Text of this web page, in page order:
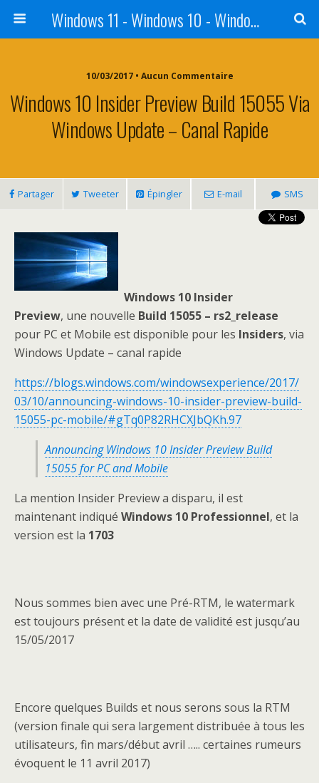
Windows 11 - Windows 10 - Windows 8 - Windows 7 - VISTA
10/03/2017 • Aucun Commentaire
Windows 10 Insider Preview Build 15055 Via
Windows Update – Canal Rapide
Partager Tweeter Épingler E-mail SMS
Windows 10 Insider
Preview, une nouvelle Build 15055 – rs2_release
pour PC et Mobile est disponible pour les Insiders, via
Windows Update – canal rapide
https://blogs.windows.com/windowsexperience/2017/
03/10/announcing-windows-10-insider-preview-build-
15055-pc-mobile/#gTq0P82RHCXJbQKh.97
Announcing Windows 10 Insider Preview Build
15055 for PC and Mobile
La mention Insider Preview a disparu, il est
maintenant indiqué Windows 10 Professionnel, et la
version est la 1703
Nous sommes bien avec une Pré-RTM, le watermark
est toujours présent et la date de validité est jusqu’au
15/05/2017
Encore quelques Builds et nous serons sous la RTM
(version finale qui sera largement distribuée à tous les
utilisateurs, fin mars/début avril ….. certaines rumeurs
évoquent le 11 avril 2017)